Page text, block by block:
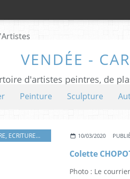
VENDÉE -
d'artistes peintres, de
Peinture Sculpture
, ECRITURE,BELLEVIGNY 10/03/2020
Colette
Photo : Le